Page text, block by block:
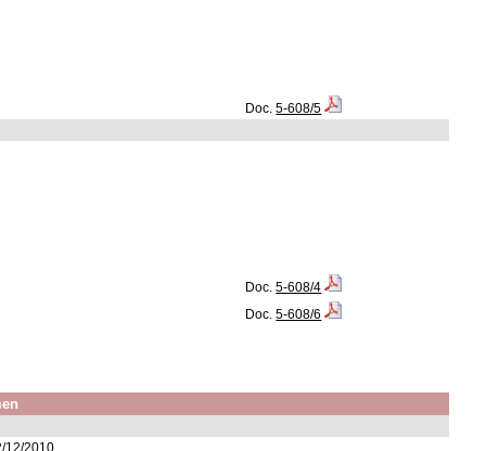
Doc.5-608/5
Doc.5-608/4
Doc.5-608/6
12/2010